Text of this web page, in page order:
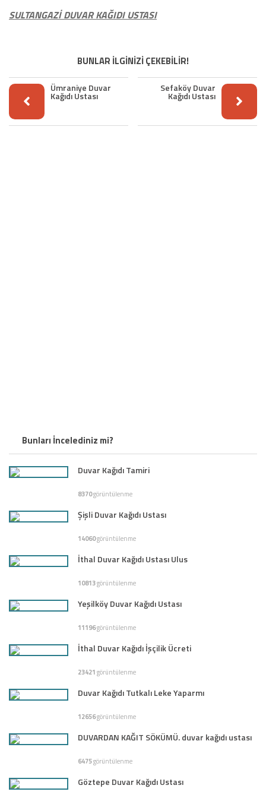
SULTANGAZİ DUVAR KAĞIDI USTASI
BUNLAR İLGİNİZİ ÇEKEBİLİR!
Ümraniye Duvar
Kağıdı Ustası
Sefaköy Duvar
Kağıdı Ustası
Bunları İncelediniz mi?
Duvar Kağıdı Tamiri
8370görüntülenme
Şişli Duvar Kağıdı Ustası
14060görüntülenme
İthal Duvar Kağıdı Ustası Ulus
10813görüntülenme
Yeşilköy Duvar Kağıdı Ustası
11196görüntülenme
İthal Duvar Kağıdı İşçilik Ücreti
23421görüntülenme
Duvar Kağıdı Tutkalı Leke Yaparmı
12656görüntülenme
DUVARDAN KAĞIT SÖKÜMÜ. duvar kağıdı ustası
6475görüntülenme
Göztepe Duvar Kağıdı Ustası